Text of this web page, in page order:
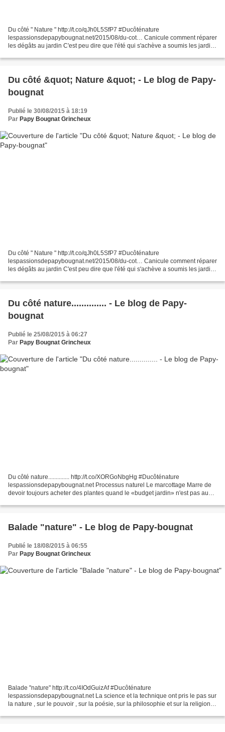
Du côté " Nature " http://t.co/qJh0L5SfP7 #Ducôténature
lespassionsdepapybougnat.net/2015/08/du-cot… Canicule comment réparer
les dégâts au jardin C'est peu dire que l'été qui s'achève a soumis les jardins
Du côté &quot; Nature &quot; - Le blog de Papy-
bougnat
Publié le 30/08/2015 à 18:19
Par Papy Bougnat Grincheux
Du côté " Nature " http://t.co/qJh0L5SfP7 #Ducôténature
lespassionsdepapybougnat.net/2015/08/du-cot… Canicule comment réparer
les dégâts au jardin C'est peu dire que l'été qui s'achève a soumis les jardins
Du côté nature.............. - Le blog de Papy-
bougnat
Publié le 25/08/2015 à 06:27
Par Papy Bougnat Grincheux
Du côté nature.............. http://t.co/XORGoNbgHg #Ducôténature
lespassionsdepapybougnat.net Processus naturel Le marcottage Marre de
devoir toujours acheter des plantes quand le «budget jardin» n'est pas aussi
Balade "nature" - Le blog de Papy-bougnat
Publié le 18/08/2015 à 06:55
Par Papy Bougnat Grincheux
Balade "nature" http://t.co/4IOdGuizAf #Ducôténature
lespassionsdepapybougnat.net La science et la technique ont pris le pas sur
la nature , sur le pouvoir , sur la poésie, sur la philosophie et sur la religion.